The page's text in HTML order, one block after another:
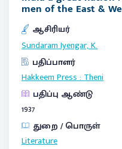
men of the East &
ஆசிரியர்
Sundaram Iyengar, K.
பதிப்பாளர்
Hakkeem Press:Theni
பதிப்பு ஆண்டு
1937
துறை / பொருள்
Literature